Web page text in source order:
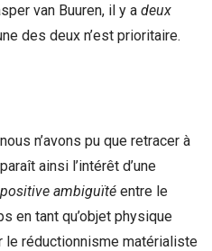
van Buuren, il y a deux
des deux n’est prioritaire.
n’avons pu que retracer à
ainsi l’intérêt d’une
positive ambiguïté entre le
en tant qu’objet physique
le réductionnisme matérialiste